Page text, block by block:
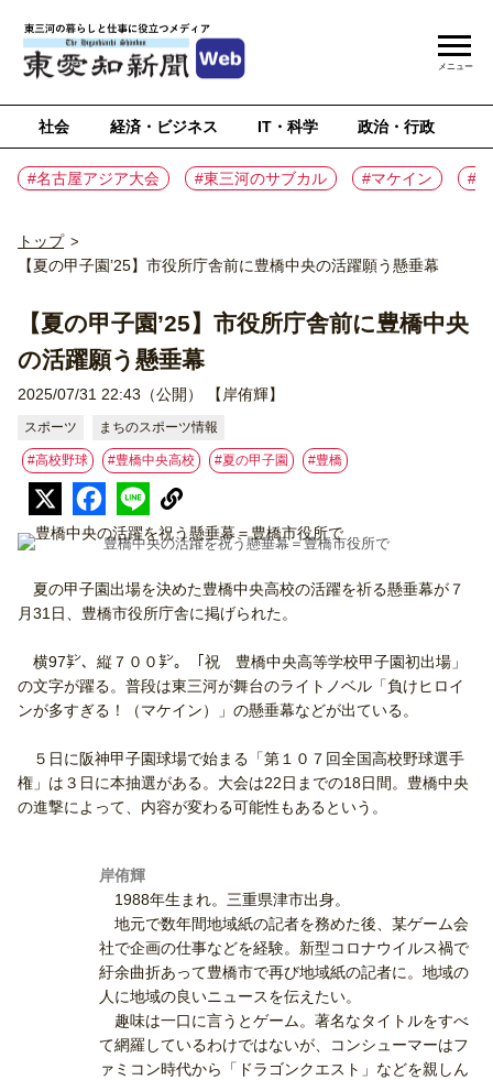
社会 経済・ビジネス IT・科学 政治・行政
#名古屋アジア大会 #東三河のサブカル #マケイン #
メニュー
トップ >
【夏の甲子園’25】市役所庁舎前に豊橋中央の活躍願う懸垂幕
【夏の甲子園’25】市役所庁舎前に豊橋中央
の活躍願う懸垂幕
2025/07/31 22:43（公開） 【岸侑輝】
スポーツ まちのスポーツ情報
#高校野球 #豊橋中央高校 #夏の甲子園 #豊橋
豊橋中央の活躍を祝う懸垂幕＝豊橋市役所で
夏の甲子園出場を決めた豊橋中央高校の活躍を祈る懸垂幕が７
月31日、豊橋市役所庁舎に掲げられた。
横97㌢、縦７００㌢。「祝 豊橋中央高等学校甲子園初出場」
の文字が躍る。普段は東三河が舞台のライトノベル「負けヒロイ
ンが多すぎる！（マケイン）」の懸垂幕などが出ている。
５日に阪神甲子園球場で始まる「第１０７回全国高校野球選手
権」は３日に本抽選がある。大会は22日までの18日間。豊橋中央
の進撃によって、内容が変わる可能性もあるという。
岸侑輝
1988年生まれ。三重県津市出身。
地元で数年間地域紙の記者を務めた後、某ゲーム会
社で企画の仕事などを経験。新型コロナウイルス禍で
紆余曲折あって豊橋市で再び地域紙の記者に。地域の
人に地域の良いニュースを伝えたい。
趣味は一口に言うとゲーム。著名なタイトルをすべ
て網羅しているわけではないが、コンシューマーはフ
ァミコン時代から「ドラゴンクエスト」などを親しん